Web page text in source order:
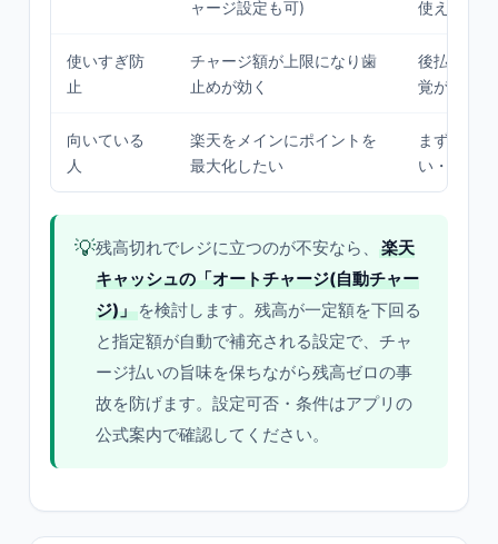
ャージ設定も可) 使える
使いすぎ防
止
チャージ額が上限になり歯
止めが効く
後払いな
覚が鈍り
向いている
人
楽天をメインにポイントを
最大化したい
まず手軽
い・残高
💡残高切れでレジに立つのが不安なら、
楽天
キャッシュの「オートチャージ(自動チャー
ジ)」 を検討します。残高が一定額を下回る
と指定額が自動で補充される設定で、チャ
ージ払いの旨味を保ちながら残高ゼロの事
故を防げます。設定可否・条件はアプリの
公式案内で確認してください。